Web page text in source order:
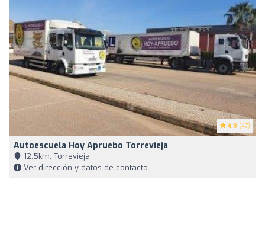
4.9 (47)
Autoescuela Hoy Apruebo Torrevieja
12,5km, Torrevieja
Ver dirección y datos de contacto